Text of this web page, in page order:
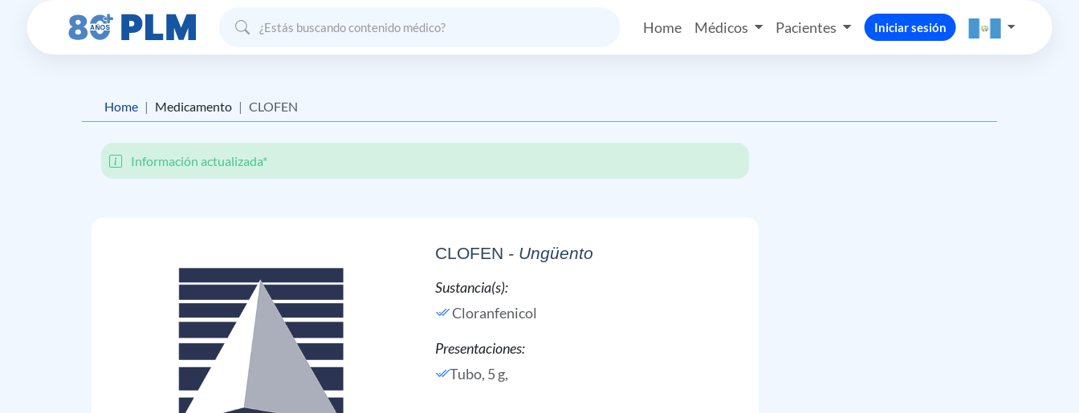
Home Médicos Pacientes Iniciar sesión
Home Medicamento CLOFEN
Información actualizada*
CLOFEN - Ungüento
Sustancia(s):
Cloranfenicol
Presentaciones:
Tubo, 5 g,